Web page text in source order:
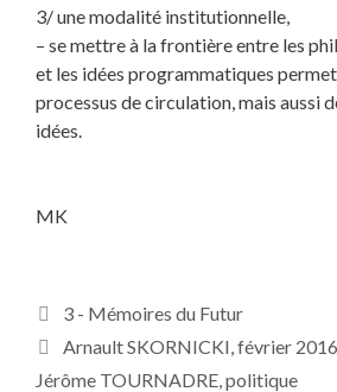
3/ une modalité institutionnelle,
– se mettre à la frontière entre les
et les idées programmatiques
processus de circulation, mais aussi
idées.
MK
Catégories
3 - Mémoires du Futur
Étiquettes
Arnault SKORNICKI,février 2016
Jérôme TOURNADRE,politique